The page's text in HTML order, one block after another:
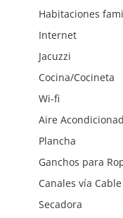
Habitaciones
Internet
Jacuzzi
Cocina/Cocineta
Wi-fi
Aire
Plancha
Ganchos para
Canales vía Cable
Secadora